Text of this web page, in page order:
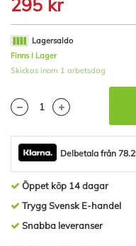
början
av
bildgalleriet
295 kr
Lagersaldo
Finns I Lager
Skickas inom 1 arbetsdag
Delbetala från
Öppet köp 14 dagar
Trygg Svensk E-handel
Snabba leveranser